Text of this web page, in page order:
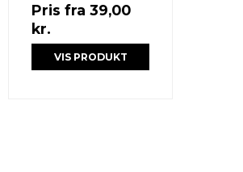
Pris fra 39,00
kr.
VIS PRODUKT